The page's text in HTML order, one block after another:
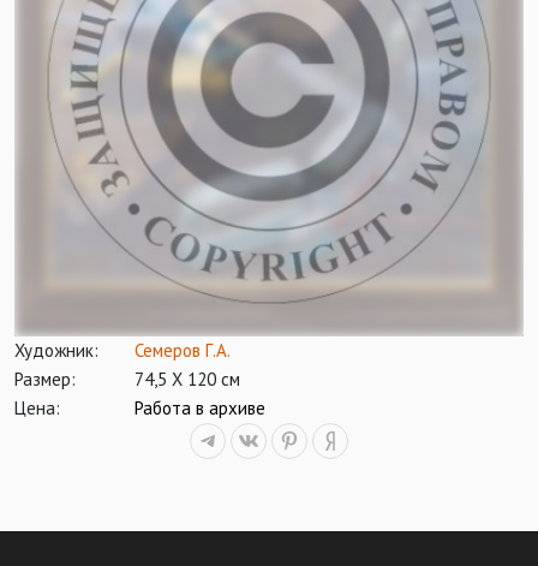
Художник:
Семеров Г.А.
Размер:
74,5 Х 120 см
Цена:
Работа в архиве